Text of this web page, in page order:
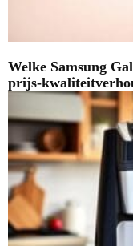
Welke Samsung
prijs-